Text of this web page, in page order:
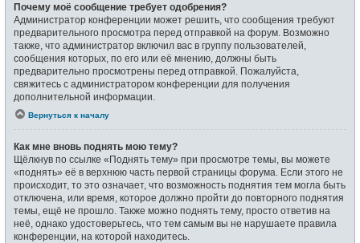
Почему моё сообщение требует одобрения?
Администратор конференции может решить, что сообщения требуют
предварительного просмотра перед отправкой на форум. Возможно
также, что администратор включил вас в группу пользователей,
сообщения которых, по его или её мнению, должны быть
предварительно просмотрены перед отправкой. Пожалуйста,
свяжитесь с администратором конференции для получения
дополнительной информации.
Вернуться к началу
Как мне вновь поднять мою тему?
Щёлкнув по ссылке «Поднять тему» при просмотре темы, вы можете
«поднять» её в верхнюю часть первой страницы форума. Если этого не
происходит, то это означает, что возможность поднятия тем могла быть
отключена, или время, которое должно пройти до повторного поднятия
темы, ещё не прошло. Также можно поднять тему, просто ответив на
неё, однако удостоверьтесь, что тем самым вы не нарушаете правила
конференции, на которой находитесь.